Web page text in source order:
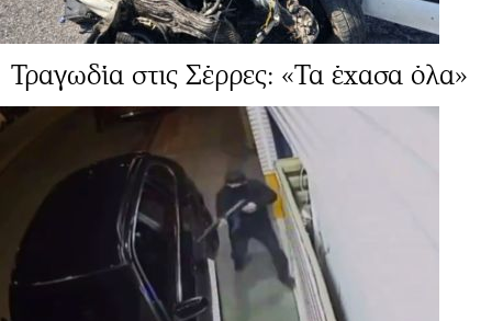
Τραγωδία στις Σέρρες: «Τα έχασα όλα»